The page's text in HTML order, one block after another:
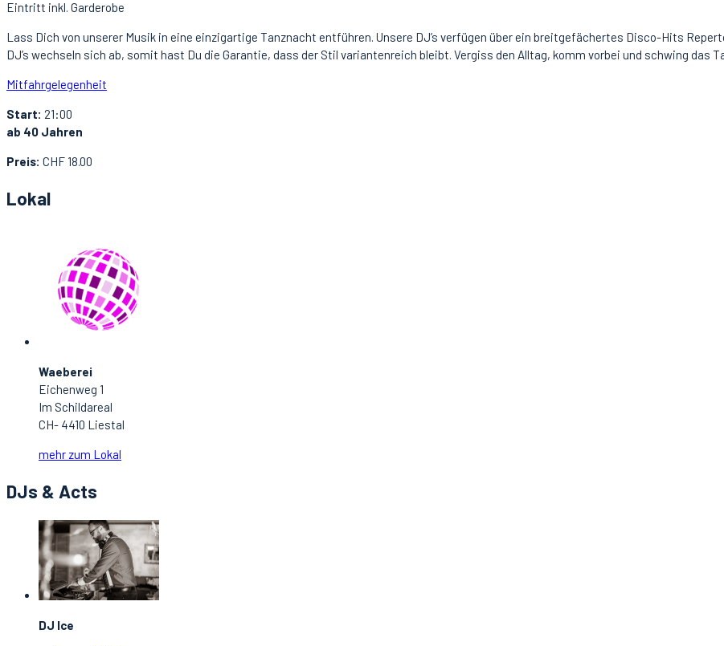
Eintritt inkl. Garderobe
Lass Dich von unserer Musik in eine einzigartige Tanznacht entführen. Unsere DJ’s verfügen über ein breitgefächertes Disco-Hits
DJ’s wechseln sich ab, somit hast Du die Garantie, dass der Stil variantenreich bleibt. Vergiss den Alltag, komm vorbei und schwing das
Mitfahrgelegenheit
Start: 21:00
ab 40 Jahren
Preis: CHF 18.00
Lokal
Waeberei
Eichenweg 1
Im Schildareal
CH- 4410 Liestal
mehr zum Lokal
DJs & Acts
DJ Ice